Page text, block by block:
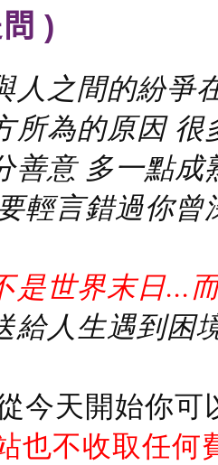
)
人之間的紛爭
所為的原因
善意 多一點
輕言錯過你曾
是世界末日...
給人生遇到困
今天開始你
也不收取任何